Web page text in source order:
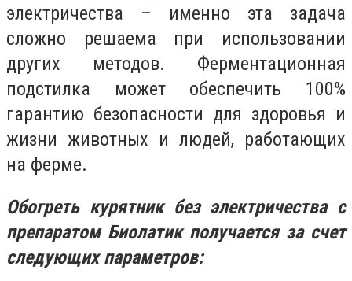
электричества – именно эта задача
сложно решаема при использовании
других методов. Ферментационная
подстилка может обеспечить 100%
гарантию безопасности для здоровья и
жизни животных и людей, работающих
на ферме.
Обогреть курятник без электричества с
препаратом Биолатик получается за счет
следующих параметров: